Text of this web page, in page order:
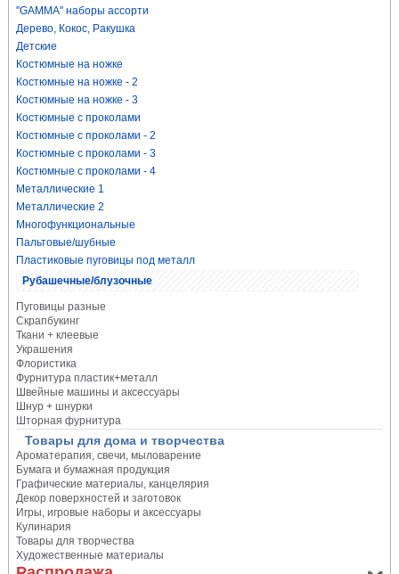
"GAMMA" наборы ассорти
Дерево, Кокос, Ракушка
Детские
Костюмные на ножке
Костюмные на ножке - 2
Костюмные на ножке - 3
Костюмные с проколами
Костюмные с проколами - 2
Костюмные с проколами - 3
Костюмные с проколами - 4
Металлические 1
Металлические 2
Многофункциональные
Пальтовые/шубные
Пластиковые пуговицы под металл
Рубашечные/блузочные
Пуговицы разные
Скрапбукинг
Ткани + клеевые
Украшения
Флористика
Фурнитура пластик+металл
Швейные машины и аксессуары
Шнур + шнурки
Шторная фурнитура
Товары для дома и творчества
Ароматерапия, свечи, мыловарение
Бумага и бумажная продукция
Графические материалы, канцелярия
Декор поверхностей и заготовок
Игры, игровые наборы и аксессуары
Кулинария
Товары для творчества
Художественные материалы